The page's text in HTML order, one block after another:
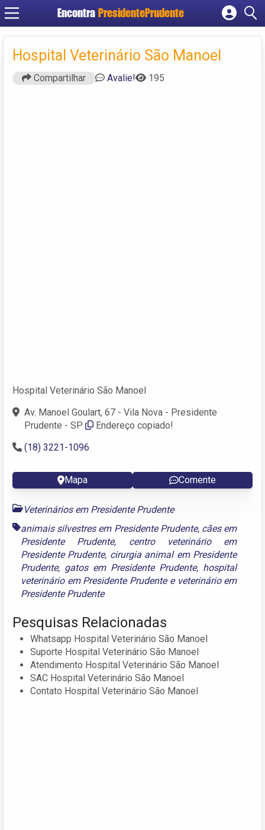
Encontra PresidentePrudente
Cadastrar empresa
Fazer login
Criar conta
Hospital Veterinário São Manoel
Compartilhar Avalie! 195
Hospital Veterinário São Manoel
Av. Manoel Goulart, 67 - Vila Nova - Presidente
Prudente - SP
Endereço copiado!
(18) 3221-1096
Mapa Comente
Veterinários em Presidente Prudente
animais silvestres em Presidente Prudente, cães em
Presidente Prudente, centro veterinário em
Presidente Prudente, cirurgia animal em Presidente
Prudente, gatos em Presidente Prudente, hospital
veterinário em Presidente Prudentee veterinário em
Presidente Prudente
Pesquisas Relacionadas
Whatsapp Hospital Veterinário São Manoel
Suporte Hospital Veterinário São Manoel
Atendimento Hospital Veterinário São Manoel
SAC Hospital Veterinário São Manoel
Contato Hospital Veterinário São Manoel